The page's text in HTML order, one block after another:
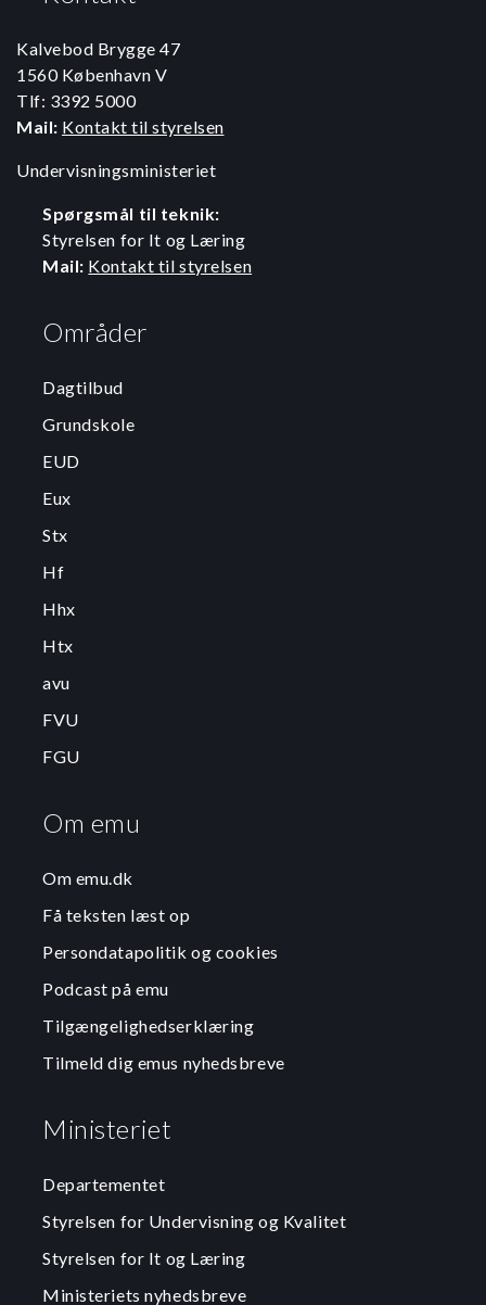
Kalvebod Brygge 47
1560 København V
Tlf: 3392 5000
Mail: Kontakt til styrelsen
Undervisningsministeriet
Spørgsmål til teknik:
Styrelsen for It og Læring
Mail: Kontakt til styrelsen
Områder
Dagtilbud
Grundskole
EUD
Eux
Stx
Hf
Hhx
Htx
avu
FVU
FGU
Om emu
Om emu.dk
Få teksten læst op
Persondatapolitik og cookies
Podcast på emu
Tilgængelighedserklæring
Tilmeld dig emus nyhedsbreve
Ministeriet
Departementet
Styrelsen for Undervisning og Kvalitet
Styrelsen for It og Læring
Ministeriets nyhedsbreve